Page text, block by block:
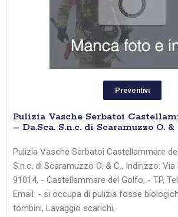
Preventivi
Pulizia Vasche Serbatoi
– Da.Sca. S.n.c. di Scaramuzzo O. &
Pulizia Vasche Serbatoi Castellammare
S.n.c. di Scaramuzzo O. & C., Indirizzo:
91014, - Castellammare del Golfo, - TP,
Email: - si occupa di pulizia fosse
tombini, Lavaggio scarichi,